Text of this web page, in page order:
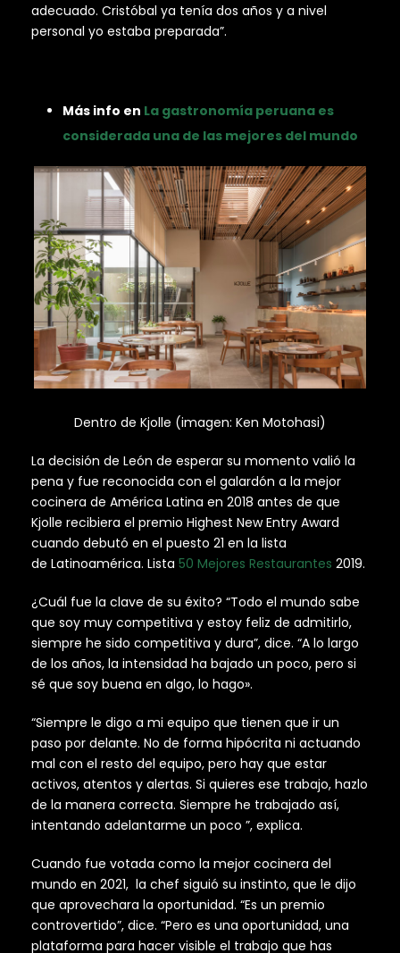
adecuado. Cristóbal ya tenía dos años y a nivel
personal yo estaba preparada”.
Más info en La gastronomía peruana es
considerada una de las mejores del mundo
Dentro de Kjolle (imagen: Ken Motohasi)
La decisión de León de esperar su momento valió la
pena y fue reconocida con el galardón a la mejor
cocinera de América Latina en 2018 antes de que
Kjolle recibiera el premio Highest New Entry Award
cuando debutó en el puesto 21 en la lista
de Latinoamérica. Lista 50 Mejores Restaurantes 2019.
¿Cuál fue la clave de su éxito? “Todo el mundo sabe
que soy muy competitiva y estoy feliz de admitirlo,
siempre he sido competitiva y dura”, dice. “A lo largo
de los años, la intensidad ha bajado un poco, pero si
sé que soy buena en algo, lo hago».
“Siempre le digo a mi equipo que tienen que ir un
paso por delante. No de forma hipócrita ni actuando
mal con el resto del equipo, pero hay que estar
activos, atentos y alertas. Si quieres ese trabajo, hazlo
de la manera correcta. Siempre he trabajado así,
intentando adelantarme un poco ”, explica.
Cuando fue votada como la mejor cocinera del
mundo en 2021, la chef siguió su instinto, que le dijo
que aprovechara la oportunidad. “Es un premio
controvertido”, dice. “Pero es una oportunidad, una
plataforma para hacer visible el trabajo que has